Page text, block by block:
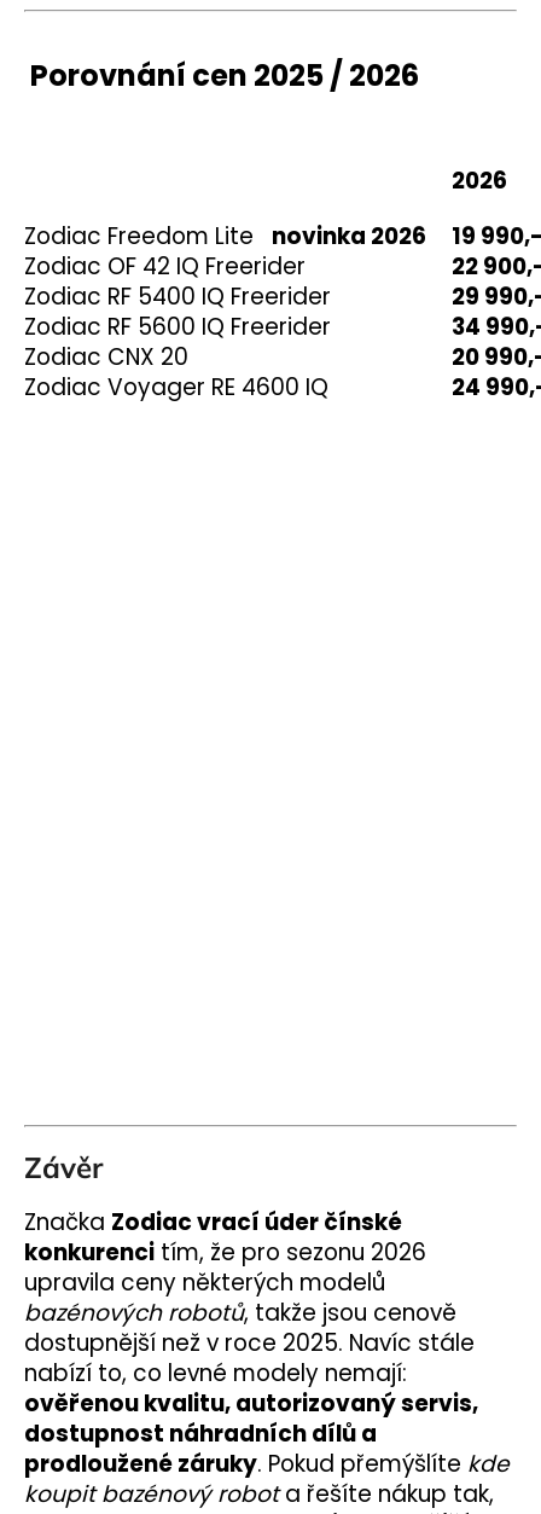
Porovnání cen 2025 / 2026
2026
Zodiac Freedom Lite novinka 2026
19
Zodiac OF 42 IQ Freerider
22
Zodiac RF 5400 IQ Freerider
29
Zodiac RF 5600 IQ Freerider
34
Zodiac CNX 20
20
Zodiac Voyager RE 4600 IQ
24
Závěr
Značka Zodiac vrací úder čínské
konkurenci tím, že pro sezonu 2026
upravila ceny některých modelů
bazénových robotů, takže jsou cenově
dostupnější než v roce 2025. Navíc stále
nabízí to, co levné modely nemají:
ověřenou kvalitu, autorizovaný servis,
dostupnost náhradních dílů a
prodloužené záruky. Pokud přemýšlíte kde
koupit bazénový robota řešíte nákup tak,